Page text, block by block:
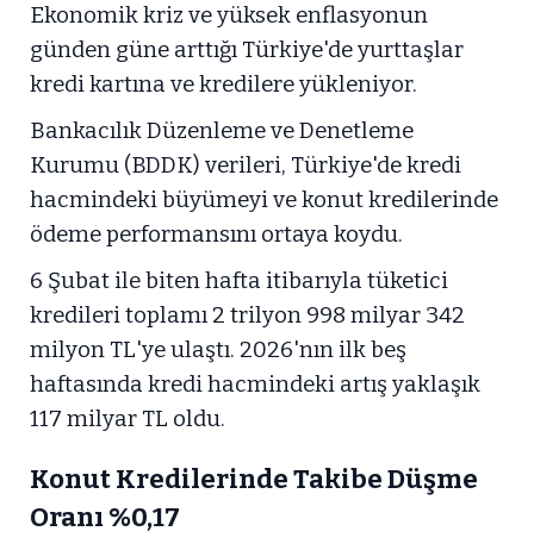
Ekonomik kriz ve yüksek enflasyonun
günden güne arttığı Türkiye'de yurttaşlar
kredi kartına ve kredilere yükleniyor.
Bankacılık Düzenleme ve Denetleme
Kurumu (BDDK) verileri, Türkiye'de kredi
hacmindeki büyümeyi ve konut kredilerinde
ödeme performansını ortaya koydu.
6 Şubat ile biten hafta itibarıyla tüketici
kredileri toplamı 2 trilyon 998 milyar 342
milyon TL'ye ulaştı. 2026'nın ilk beş
haftasında kredi hacmindeki artış yaklaşık
117 milyar TL oldu.
Konut Kredilerinde Takibe Düşme
Oranı %0,17